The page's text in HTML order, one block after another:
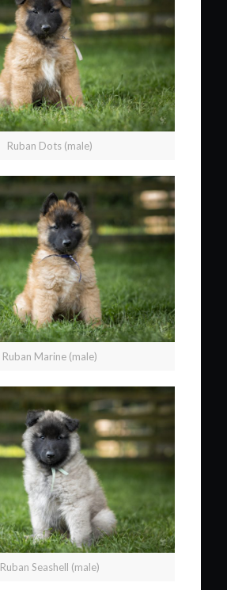
Ruban Dots (male)
Ruban Marine (male)
Ruban Seashell (male)